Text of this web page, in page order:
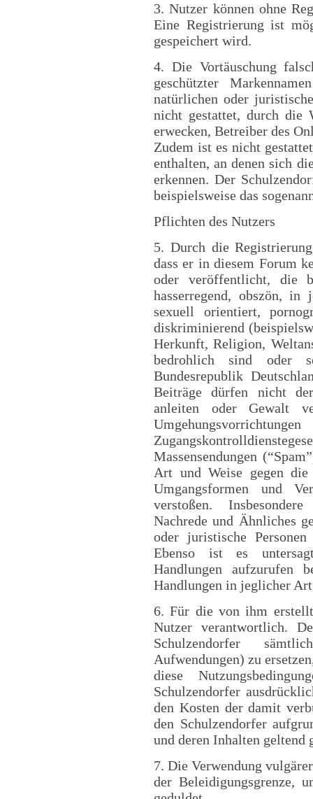
3. Nutzer können ohne
Eine Registrierung ist
gespeichert wird.
4. Die Vortäuschung
geschützter
natürlichen oder
nicht gestattet, durch die
erwecken, Betreiber des
Zudem ist es nicht
enthalten, an denen sich
erkennen. Der
beispielsweise das
Pflichten des Nutzers
5. Durch die
dass er in diesem Forum
oder veröffentlicht, die
hasserregend, obszön, in
sexuell orientiert,
diskriminierend
Herkunft, Religion,
bedrohlich sind oder
Bundesrepublik
Beiträge dürfen nicht
anleiten oder Gewalt
Massensendungen
Art und Weise gegen die
Umgangsformen und
verstoßen.
Nachrede und Ähnliches
oder juristische
Ebenso ist es
Handlungen aufzurufen
Handlungen in jeglicher
6. Für die von ihm
Nutzer verantwortlich.
Schulzendorfer
Aufwendungen) zu
diese
Schulzendorfer
den Kosten der damit
den Schulzendorfer
und deren Inhalten geltend
7. Die Verwendung
der Beleidigungsgrenze,